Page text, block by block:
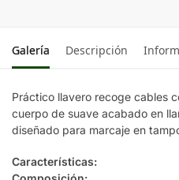
NEGRO
ROJO
Galería Descripción
Práctico llavero recoge cables
cuerpo de suave acabado en
diseñado para marcaje en
Características: